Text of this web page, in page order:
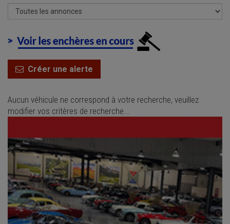
Créer une alerte
Aucun véhicule ne correspond à votre recherche, veuillez
modifier vos critères de recherche...